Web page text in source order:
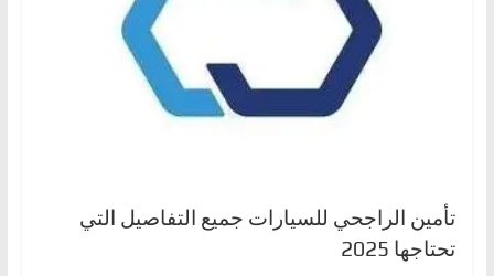
تأمين الراجحي للسيارات جميع التفاصيل التي
تحتاجها 2025